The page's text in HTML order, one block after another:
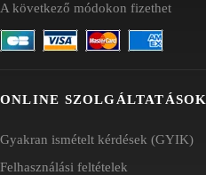
A következő módokon fizethet
ONLINE SZOLGÁLTATÁSOK
Gyakran ismételt kérdések (GYIK)
Felhasználási feltételek